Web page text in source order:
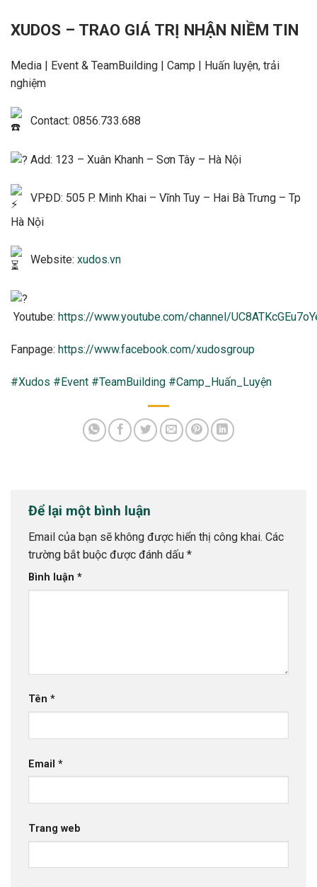
XUDOS – TRAO GIÁ TRỊ NHẬN NIỀM TIN
Media | Event & TeamBuilding | Camp | Huấn luyện, trải
nghiệm
Contact: 0856.733.688
Add: 123 – Xuân Khanh – Sơn Tây – Hà Nội
VPĐD: 505 P. Minh Khai – Vĩnh Tuy – Hai Bà Trưng – Tp
Hà Nội
Website: xudos.vn
Youtube: https://www.youtube.com/channel/
Fanpage: https://www.facebook.com/xudosgroup
#Xudos #Event #TeamBuilding #Camp_Huấn_Luyện
Để lại một bình luận
Email của bạn sẽ không được hiển thị công khai. Các
trường bắt buộc được đánh dấu *
Bình luận *
Tên *
Email *
Trang web